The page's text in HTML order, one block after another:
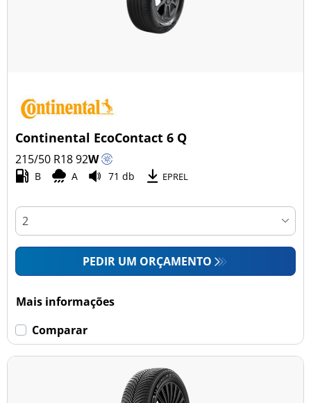
Continental EcoContact 6 Q
215/50 R1892W
B A 71 db EPREL
PEDIR UM ORÇAMENTO
Mais informações
Comparar